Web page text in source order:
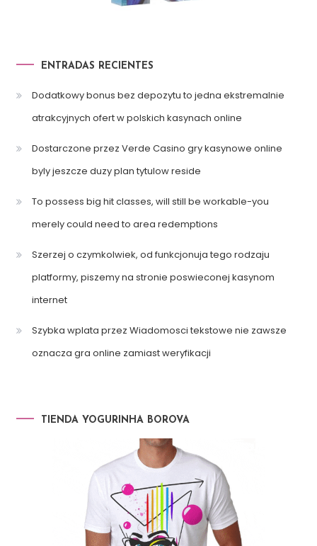
ENTRADAS RECIENTES
Dodatkowy bonus bez depozytu to jedna ekstremalnie
atrakcyjnych ofert w polskich kasynach online
Dostarczone przez Verde Casino gry kasynowe online
byly jeszcze duzy plan tytulow reside
To possess big hit classes, will still be workable-you
merely could need to area redemptions
Szerzej o czymkolwiek, od funkcjonuja tego rodzaju
platformy, piszemy na stronie poswieconej kasynom
internet
Szybka wplata przez Wiadomosci tekstowe nie zawsze
oznacza gra online zamiast weryfikacji
TIENDA YOGURINHA BOROVA